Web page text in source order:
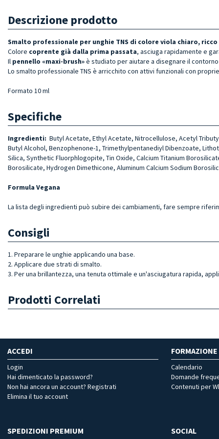
Descrizione prodotto
Smalto professionale per unghie TNS di colore viola chiaro,
Colore coprente già dalla prima passata, asciuga rapidamente e
Il pennello «maxi-brush»è studiato per aiutare a disegnare il
Lo smalto professionale TNS è arricchito con attivi funzionali con
Formato 10 ml
Specifiche
Ingredienti: Butyl Acetate, Ethyl Acetate, Nitrocellulose, Acetyl
Butyl Alcohol, Benzophenone-1, Trimethylpentanediyl Dibenzoate,
Silica, Synthetic Fluorphlogopite, Tin Oxide, Calcium Titanium
Borosilicate, Hydrogen Dimethicone, Aluminum Calcium Sodium
Formula Vegana
La lista degli ingredienti può subire dei cambiamenti, fare sempre
Consigli
1. Preparare le unghie applicando una base.
2. Applicare due strati di smalto.
3. Per una brillantezza, una tenuta ottimale e un'asciugatura rapida,
Prodotti Correlati
ACCEDI
Login
Hai dimenticato la password?
Non hai ancora un account? Registrati
Elimina il tuo account
FORMAZIONE
Calendario
Domande
Contenuti per
SPEDIZIONI PREMIUM SOCIAL